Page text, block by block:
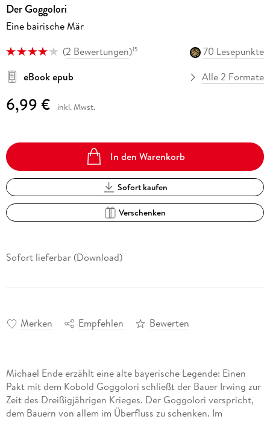
Der Goggolori
Eine bairische Mär
(2 Bewertungen)15
70 Lesepunkte
eBook epub
Alle 2 Formate
6,99 € inkl. Mwst.
In den Warenkorb
Sofort kaufen
Verschenken
Sofort lieferbar (Download)
Merken Empfehlen Bewerten
Michael Ende erzählt eine alte bayerische Legende: Einen
Pakt mit dem Kobold Goggolori schließt der Bauer Irwing zur
Zeit des Dreißigjährigen Krieges. Der Goggolori verspricht,
dem Bauern von allem im Überfluss zu schenken. Im